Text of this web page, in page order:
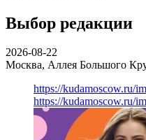
Выбор редакции
2026-08-22
Москва, Аллея Большого
https://kudamoscow.ru/
https://kudamoscow.ru/